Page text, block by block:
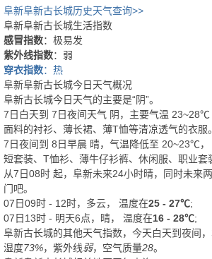
阜新阜新古长城历史天气查询>>
阜新阜新古长城生活指数
感冒指数：极易发
紫外线指数：弱
穿衣指数：热
阜新阜新古长城今日天气概况
阜新古长城今日天气的主要是“阴”。
7日白天到 7日夜间天气 阴 ，主要气温 23~28℃
面料的衬衫、薄长裙、薄T恤等清凉透气的衣服。
7日夜间到 8日早晨 晴，气温降低至 20~23℃，
短套装、T恤衫、薄牛仔衫裤、休闲服、职业套
从7日08时 起，阜新未来24小时晴，同时未来
门吧。
07日09时 - 12时，多云， 温度在25 - 27℃;
07日13时 - 明天6点，晴， 温度在16 - 28℃;
阜新古长城的其他天气指数，今天白天到夜间
湿度73%，紫外线弱，空气质量28。